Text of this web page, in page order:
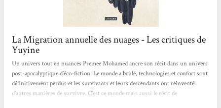
La Migration annuelle des nuages - Les critiques de
Yuyine
Un univers tout en nuances Premee Mohamed ancre son récit dans un univers
post-apocalyptique d’éco-fiction. Le monde a brûlé, technologies et confort sont
définitivement perdus et les survivants et leurs descendants ont réinventé
d’autres manières de survivre. C’est ce monde mais aussi le récit de